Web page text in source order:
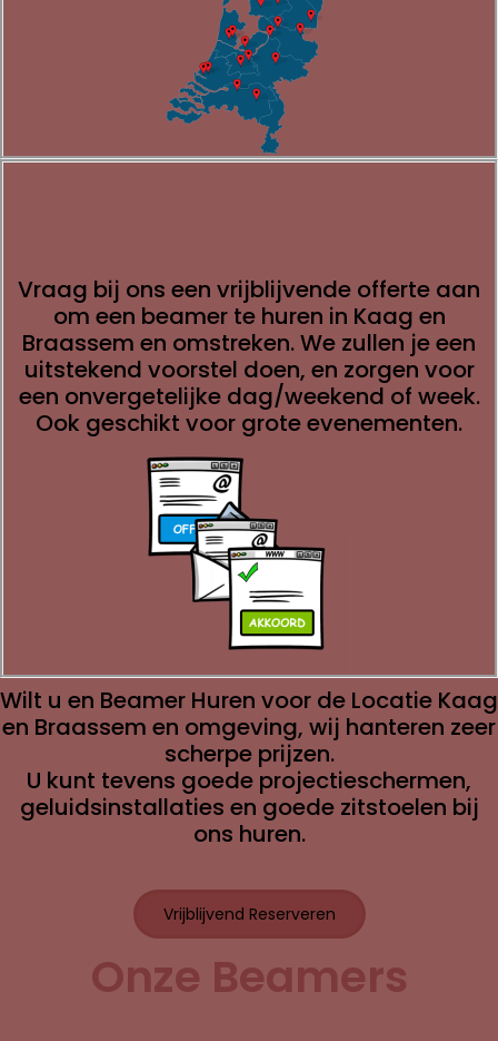
Vraag bij ons een vrijblijvende offerte aan
om een beamer te huren in Kaag en
Braassem en omstreken. We zullen je een
uitstekend voorstel doen, en zorgen voor
een onvergetelijke dag/weekend of week.
Ook geschikt voor groteevenementen.
Wilt u en Beamer Huren voor de Locatie Kaag
en Braassem en omgeving, wij hanteren zeer
scherpe prijzen.
U kunt tevens goede projectieschermen,
geluidsinstallaties en goede zitstoelen bij
ons huren.
Vrijblijvend Reserveren
Onze Beamers